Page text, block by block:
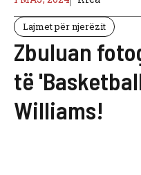
Lajmet për njerëzit
Zbuluan
të
Williams!